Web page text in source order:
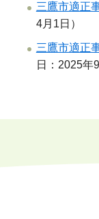
三鷹市適正
4月1日）
三鷹市適正
日：2025年